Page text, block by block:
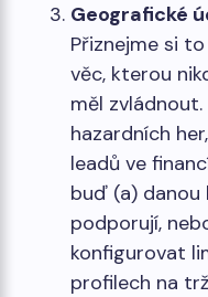
Geografické
Přiznejme si
věc, kterou
měl
hazardních
leadů ve
buď (a)
podporují,
konfigurovat
profilech na